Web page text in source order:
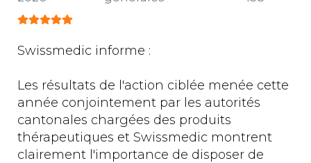
Vote utilisateur:
Swissmedic informe :
Les résultats de l'action ciblée menée cette
année conjointement par les autorités
cantonales chargées des produits
thérapeutiques et Swissmedic montrent
clairement l'importance de disposer de